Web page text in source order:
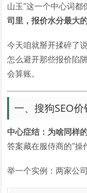
山玉"这一个中心词都
司里，报价水分最大
今天咱就掰开揉碎了
怎么避开那些报价陷
会算账。
一、搜狗SEO
中心症结：为啥同样
答案藏在服侍商的"操
举一个实例：两家公